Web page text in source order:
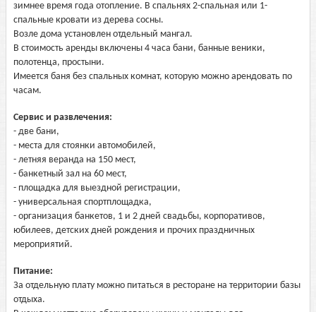
зимнее время года отопление. В спальнях 2-спальная или 1-
спальные кровати из дерева сосны.
Возле дома установлен отдельный мангал.
В стоимость аренды включены 4 часа бани, банные веники,
полотенца, простыни.
Имеется баня без спальных комнат, которую можно арендовать по
часам.
Сервис и развлечения:
- две бани,
- места для стоянки автомобилей,
- летняя веранда на 150 мест,
- банкетный зал на 60 мест,
- площадка для выездной регистрации,
- универсальная спортплощадка,
- организация банкетов, 1 и 2 дней свадьбы, корпоративов,
юбилеев, детских дней рождения и прочих праздничных
мероприятий.
Питание:
За отдельную плату можно питаться в ресторане на территории базы
отдыха.